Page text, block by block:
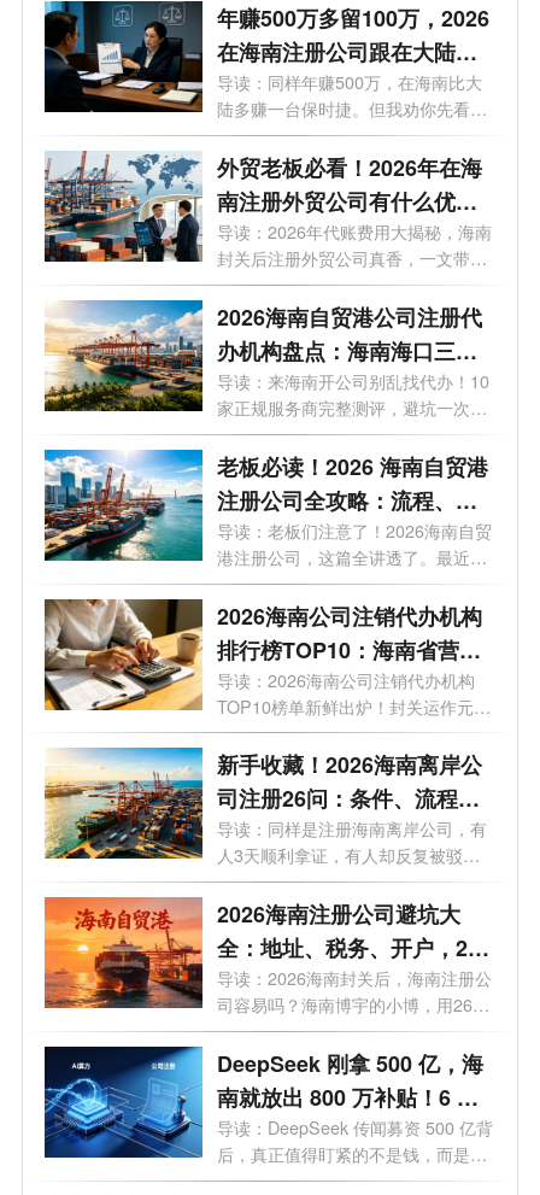
年赚500万多留100万，2026
在海南注册公司跟在大陆注
册公司有什么区别？一文看
懂
导读：同样年赚500万，在海南比大
陆多赚一台保时捷。但我劝你先看完
这7个...
外贸老板必看！2026年在海
南注册外贸公司有什么优
势？外贸公司代理记账多少
钱一个月？
导读：2026年代账费用大揭秘，海南
封关后注册外贸公司真香，一文带你
了解...
2026海南自贸港公司注册代
办机构盘点：海南海口三亚
代办注册公司哪家好？
导读：来海南开公司别乱找代办！10
家正规服务商完整测评，避坑一次讲
清。...
老板必读！2026 海南自贸港
注册公司全攻略：流程、条
件、注册资金、地址、贸易
玩法一文说透
导读：老板们注意了！2026海南自贸
港注册公司，这篇全讲透了。最近，
有不...
2026海南公司注销代办机构
排行榜TOP10：海南省营业
执照注销哪家好？
导读：2026海南公司注销代办机构
TOP10榜单新鲜出炉！封关运作元
年，企业退出...
新手收藏！2026海南离岸公
司注册26问：条件、流程、
优惠全梳理
导读：同样是注册海南离岸公司，有
人3天顺利拿证，有人却反复被驳
回？今...
2026海南注册公司避坑大
全：地址、税务、开户，26
个问题一次讲透
导读：2026海南封关后，海南注册公
司容易吗？海南博宇的小博，用26个
问题，...
DeepSeek 刚拿 500 亿，海
南就放出 800 万补贴！6 月
20 日起，注册公司能"白
嫖"算力吗？
导读：DeepSeek 传闻募资 500 亿背
后，真正值得盯紧的不是钱，而是海
南悄悄布...